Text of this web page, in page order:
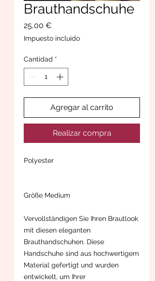
Brauthandschuhe
25,00 €
Impuesto incluido
Cantidad *
Agregar al carrito
Realizar compra
Polyester
Größe Medium
Vervollständigen Sie Ihren Brautlook
mit diesen eleganten
Brauthandschuhen. Diese
Handschuhe sind aus hochwertigem
Material gefertigt und wurden
entwickelt, um Ihrer